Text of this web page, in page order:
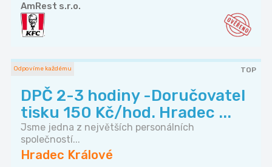
AmRest s.r.o.
Odpovíme každému TOP
DPČ 2-3 hodiny -Doručovatel
tisku 150 Kč/hod. Hradec ...
Jsme jedna z největších personálních
společností...
Hradec Králové